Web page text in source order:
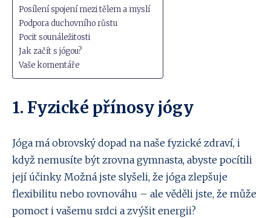
Posílení spojení mezi tělem a myslí
Podpora duchovního růstu
Pocit sounáležitosti
Jak začít s jógou?
Vaše komentáře
1. Fyzické přínosy jógy
Jóga má obrovský dopad na naše fyzické zdraví, i
když nemusíte být zrovna gymnasta, abyste pocítili
její účinky. Možná jste slyšeli, že jóga zlepšuje
flexibilitu nebo rovnováhu – ale věděli jste, že může
pomoct i vašemu srdci a zvýšit energii?